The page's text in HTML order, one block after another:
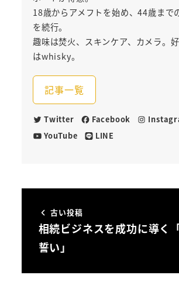
18歳からアメフトを始め、44歳まで
を続行。
趣味は焚火、スキンケア、カメラ。
はwhisky。
記事一覧
Twitter Facebook
YouTube
LINE
古い投稿
相続ビジネスを成功に導く
誓い」